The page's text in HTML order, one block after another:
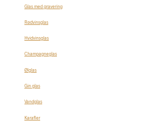
Glas med gravering
Rødvinsglas
Hvidvinsglas
Champagneglas
Ølglas
Gin glas
Vandglas
Karafler